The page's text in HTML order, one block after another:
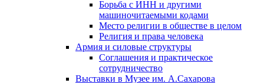
Борьба с ИНН и другими
машиночитаемыми кодами
Место религии в обществе в целом
Религия и права человека
Армия и силовые структуры
Соглашения и практическое
сотрудничество
Выставки в Музее им. А.Сахарова